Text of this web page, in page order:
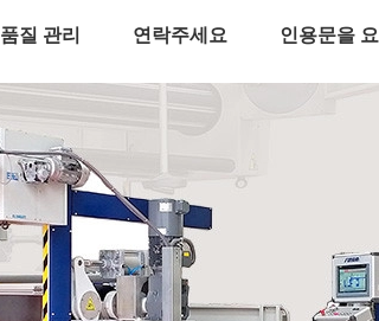
품질 관리 연락주세요 인용문을